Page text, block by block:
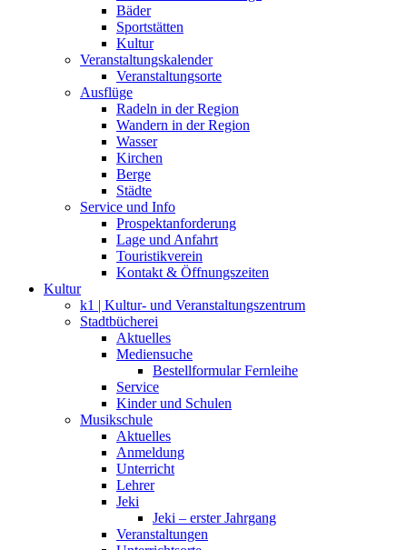
Bäder
Sportstätten
Kultur
Veranstaltungskalender
Veranstaltungsorte
Ausflüge
Radeln in der Region
Wandern in der Region
Wasser
Kirchen
Berge
Städte
Service und Info
Prospektanforderung
Lage und Anfahrt
Touristikverein
Kontakt & Öffnungszeiten
Kultur
k1 | Kultur- und Veranstaltungszentrum
Stadtbücherei
Aktuelles
Mediensuche
Bestellformular Fernleihe
Service
Kinder und Schulen
Musikschule
Aktuelles
Anmeldung
Unterricht
Lehrer
Jeki
Jeki – erster Jahrgang
Veranstaltungen